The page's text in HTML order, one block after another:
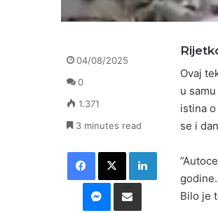
Ovaj
u
istina
se i
godine.
Bilo je
04/08/2025
0
1.371
3 minutes read
Facebook
X LinkedIn
Messenger
Podijeli putem E-maila